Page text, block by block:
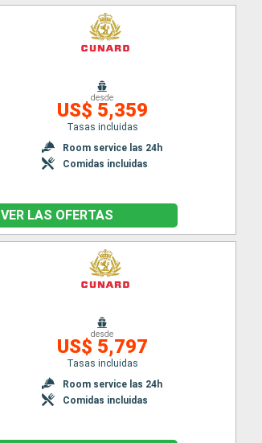
desde
US$ 5,359
Tasas incluidas
Room service las 24h
Comidas incluidas
VER LAS OFERTAS
desde
US$ 5,797
Tasas incluidas
Room service las 24h
Comidas incluidas